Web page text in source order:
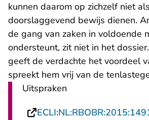
kunnen daarom op zichzelf niet als
doorslaggevend bewijs dienen.
de gang van zaken in voldoende
ondersteunt, zit niet in het
geeft de verdachte het voordeel
spreekt hem vrij van de
Uitspraken